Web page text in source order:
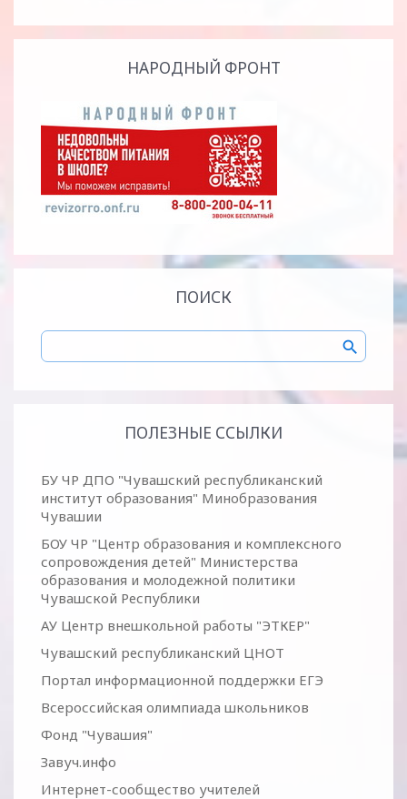
НАРОДНЫЙ ФРОНТ
ПОИСК
ПОЛЕЗНЫЕ ССЫЛКИ
БУ ЧР ДПО "Чувашский республиканский
институт образования" Минобразования
Чувашии
БОУ ЧР "Центр образования и комплексного
сопровождения детей" Министерства
образования и молодежной политики
Чувашской Республики
АУ Центр внешкольной работы "ЭТКЕР"
Чувашский республиканский ЦНОТ
Портал информационной поддержки ЕГЭ
Всероссийская олимпиада школьников
Фонд "Чувашия"
Завуч.инфо
Интернет-сообщество учителей